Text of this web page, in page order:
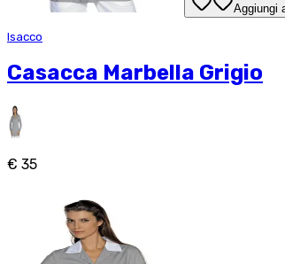
Aggiungi
Isacco
Casacca Marbella Grigio
€ 35